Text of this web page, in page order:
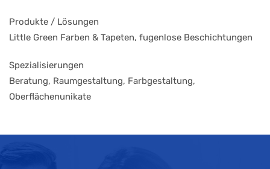
Produkte / Lösungen
Little Green Farben & Tapeten, fugenlose Beschichtungen
Spezialisierungen
Beratung, Raumgestaltung, Farbgestaltung,
Oberflächenunikate